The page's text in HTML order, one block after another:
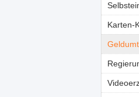
Karten-